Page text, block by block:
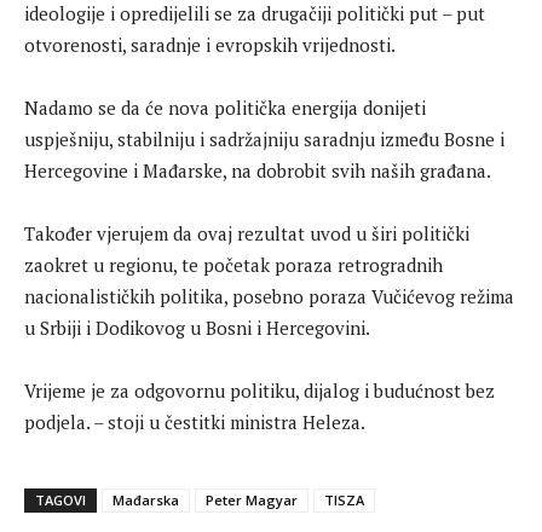
ideologije i opredijelili se za drugačiji politički put – put
otvorenosti, saradnje i evropskih vrijednosti.
Nadamo se da će nova politička energija donijeti
uspješniju, stabilniju i sadržajniju saradnju između Bosne i
Hercegovine i Mađarske, na dobrobit svih naših građana.
Također vjerujem da ovaj rezultat uvod u širi politički
zaokret u regionu, te početak poraza retrogradnih
nacionalističkih politika, posebno poraza Vučićevog režima
u Srbiji i Dodikovog u Bosni i Hercegovini.
Vrijeme je za odgovornu politiku, dijalog i budućnost bez
podjela. – stoji u čestitki ministra Heleza.
TAGOVI Mađarska Peter Magyar TISZA